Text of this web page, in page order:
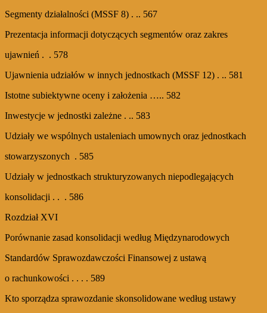
Segmenty działalności (MSSF 8) . .. 567
Prezentacja informacji dotyczących segmentów oraz zakres
ujawnień . . 578
Ujawnienia udziałów w innych jednostkach (MSSF 12) . .. 581
Istotne subiektywne oceny i założenia ….. 582
Inwestycje w jednostki zależne . .. 583
Udziały we wspólnych ustaleniach umownych oraz jednostkach
stowarzyszonych . 585
Udziały w jednostkach strukturyzowanych niepodlegających
konsolidacji . . . 586
Rozdział XVI
Porównanie zasad konsolidacji według Międzynarodowych
Standardów Sprawozdawczości Finansowej z ustawą
o rachunkowości . . . . 589
Kto sporządza sprawozdanie skonsolidowane według ustawy